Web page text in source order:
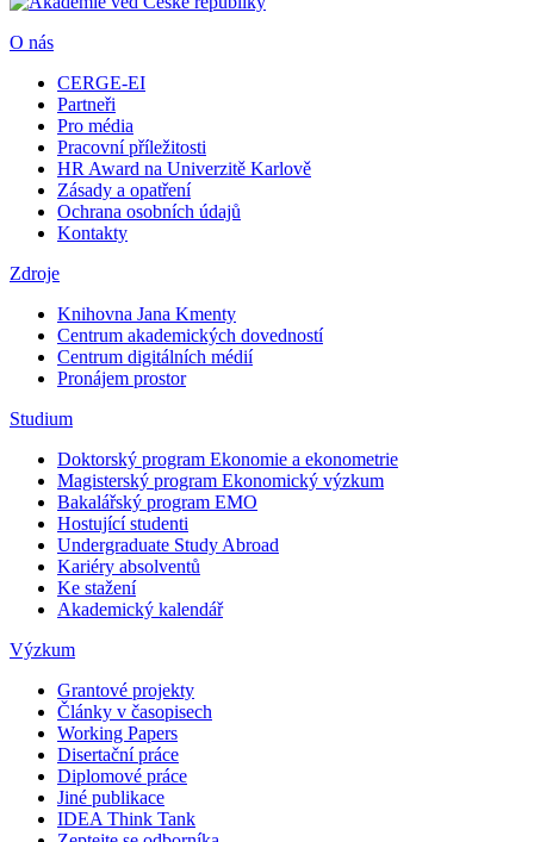
O nás
CERGE-EI
Partneři
Pro média
Pracovní příležitosti
HR Award na Univerzitě Karlově
Zásady a opatření
Ochrana osobních údajů
Kontakty
Zdroje
Knihovna Jana Kmenty
Centrum akademických dovedností
Centrum digitálních médií
Pronájem prostor
Studium
Doktorský program Ekonomie a ekonometrie
Magisterský program Ekonomický výzkum
Bakalářský program EMO
Hostující studenti
Undergraduate Study Abroad
Kariéry absolventů
Ke stažení
Akademický kalendář
Výzkum
Grantové projekty
Články v časopisech
Working Papers
Disertační práce
Diplomové práce
Jiné publikace
IDEA Think Tank